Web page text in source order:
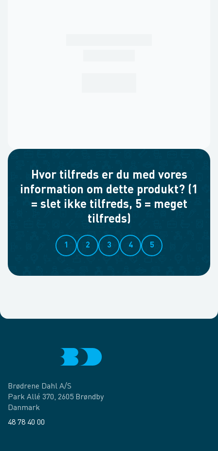
Hvor tilfreds er du med vores
information om dette produkt? (1
= slet ikke tilfreds, 5 = meget
tilfreds)
1 2 3 4 5
Brødrene Dahl A/S
Park Allé 370, 2605 Brøndby
Danmark
48 78 40 00